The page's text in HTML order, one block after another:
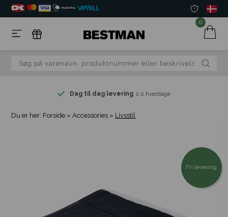
0
Dag til dag levering 1-2 hverdage
Du er her: Forside »Accessories » Livsstil
Fri levering